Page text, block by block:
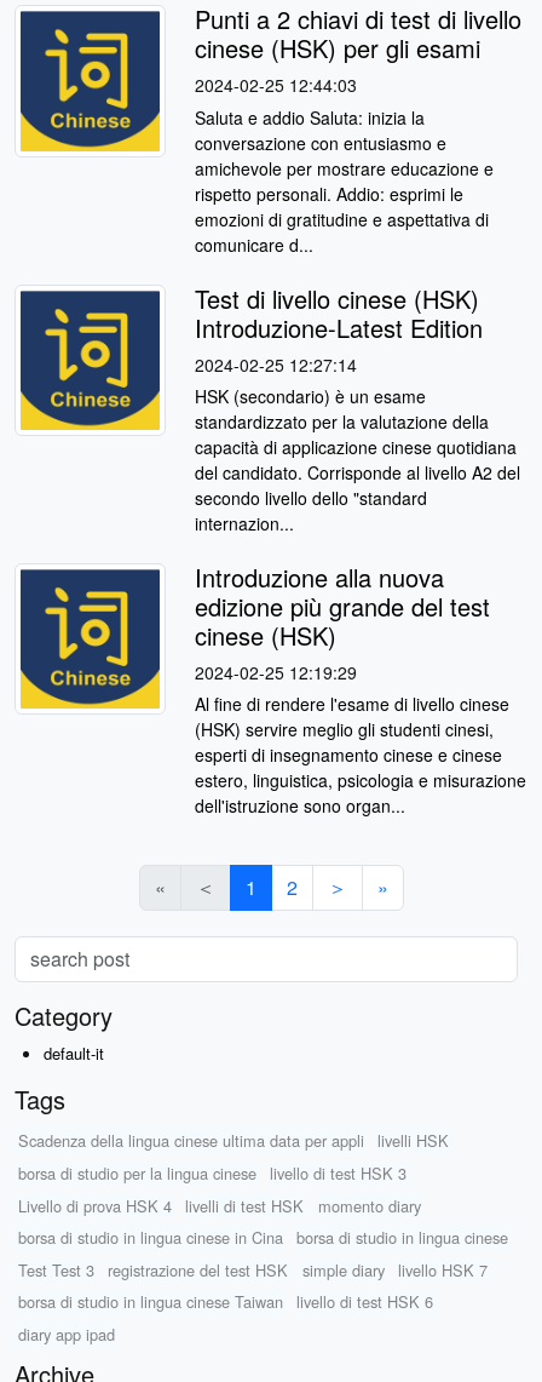
Punti a 2 chiavi di test di livello
cinese (HSK) per gli esami
2024-02-25 12:44:03
Saluta e addio Saluta: inizia la
conversazione con entusiasmo e
amichevole per mostrare educazione e
rispetto personali. Addio: esprimi le
emozioni di gratitudine e aspettativa di
comunicare d...
Test di livello cinese (HSK)
Introduzione-Latest Edition
2024-02-25 12:27:14
HSK (secondario) è un esame
standardizzato per la valutazione della
capacità di applicazione cinese quotidiana
del candidato. Corrisponde al livello A2 del
secondo livello dello "standard
internazion...
Introduzione alla nuova
edizione più grande del test
cinese (HSK)
2024-02-25 12:19:29
Al fine di rendere l'esame di livello cinese
(HSK) servire meglio gli studenti cinesi,
esperti di insegnamento cinese e cinese
estero, linguistica, psicologia e misurazione
dell'istruzione sono organ...
« ＜ 1 2 ＞ »
Category
default-it
Tags
Scadenza della lingua cinese ultima data per appli
livelli HSK
borsa di studio per la lingua cinese
livello di test HSK 3
Livello di prova HSK 4
livelli di test HSK
momento diary
borsa di studio in lingua cinese in Cina
borsa di studio in lingua cinese
Test Test 3
registrazione del test HSK simple diary
livello HSK 7
borsa di studio in lingua cinese Taiwan
livello di test HSK 6
diary app ipad
Archive